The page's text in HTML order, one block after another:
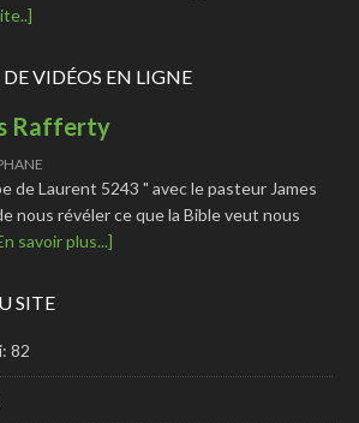
VIDÉOS EN LIGNE
Rafferty
de Laurent 5243 " avec le pasteur James
nous révéler ce que la Bible veut nous
savoir plus...]
SITE
82